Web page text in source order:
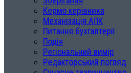
Кермо керівника
Механізація АПК
Питання бухгалтерії
Подія
Регіональний вимір
Редакторський погляд